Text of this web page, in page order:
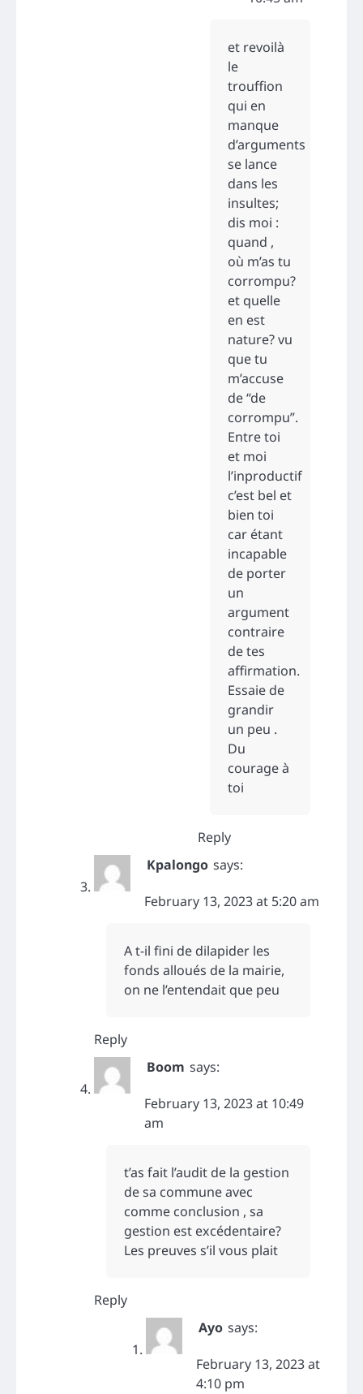
et revoilà
le
trouffion
qui en
manque
d’arguments
se lance
dans les
insultes;
dis moi :
quand ,
où m’as tu
corrompu?
et quelle
en est
nature? vu
que tu
m’accuse
de “de
corrompu”.
Entre toi
et moi
l’inproductif
c’est bel et
bien toi
car étant
incapable
de porter
un
argument
contraire
de tes
affirmation.
Essaie de
grandir
un peu .
Du
courage à
toi
Reply
Kpalongo says:
February 13, 2023 at 5:20 am
A t-il fini de dilapider les
fonds alloués de la mairie,
on ne l’entendait que peu
Reply
Boom says:
February 13, 2023 at 10:49
am
t’as fait l’audit de la gestion
de sa commune avec
comme conclusion , sa
gestion est excédentaire?
Les preuves s’il vous plait
Reply
Ayo says:
February 13, 2023 at
4:10 pm